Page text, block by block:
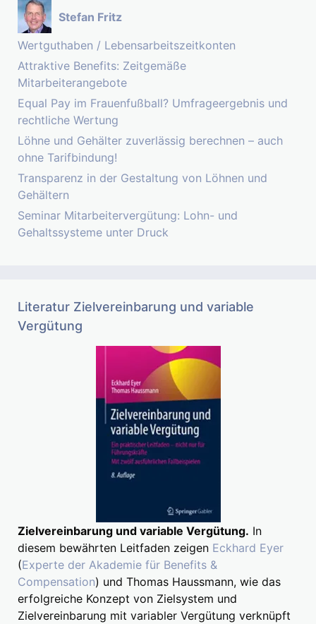
Stefan Fritz
Wertguthaben / Lebensarbeitszeitkonten
Attraktive Benefits: Zeitgemäße
Mitarbeiterangebote
Equal Pay im Frauenfußball? Umfrageergebnis und
rechtliche Wertung
Löhne und Gehälter zuverlässig berechnen – auch
ohne Tarifbindung!
Transparenz in der Gestaltung von Löhnen und
Gehältern
Seminar Mitarbeitervergütung: Lohn- und
Gehaltssysteme unter Druck
Literatur Zielvereinbarung und variable
Vergütung
Zielvereinbarung und variable Vergütung. In
diesem bewährten Leitfaden zeigen Eckhard Eyer
(Experte der Akademie für Benefits &
Compensation) und Thomas Haussmann, wie das
erfolgreiche Konzept von Zielsystem und
Zielvereinbarung mit variabler Vergütung verknüpft